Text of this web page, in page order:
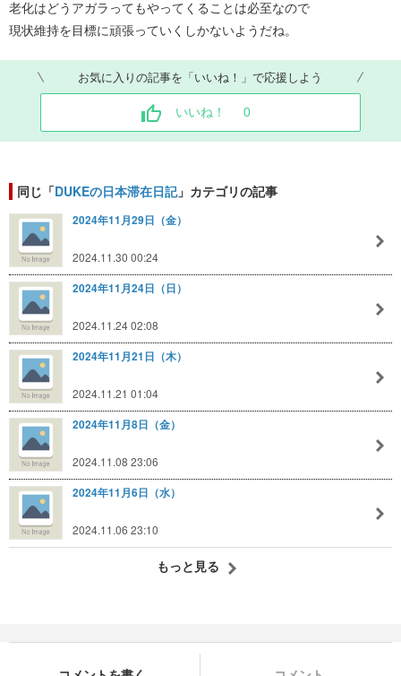
老化はどうアガラってもやってくることは必至なので
現状維持を目標に頑張っていくしかないようだね。
お気に入りの記事を「いいね！」で応援しよう
いいね！ 0
同じ「DUKEの日本滞在日記」カテゴリの記事
2024年11月29日（金）
2024.11.30 00:24
2024年11月24日（日）
2024.11.24 02:08
2024年11月21日（木）
2024.11.21 01:04
2024年11月8日（金）
2024.11.08 23:06
2024年11月6日（水）
2024.11.06 23:10
もっと見る